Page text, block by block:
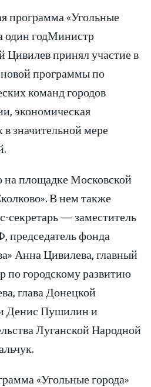
программа «Угольные
один годМинистр
Цивилев принял участие в
программы по
команд городов
экономическая
в значительной мере
площадке Московской
В нем также
секретарь — заместитель
председатель фонда
Анна Цивилева, главный
по городскому развитию
глава Донецкой
Денис Пушилин и
Луганской Народной
«Угольные города»